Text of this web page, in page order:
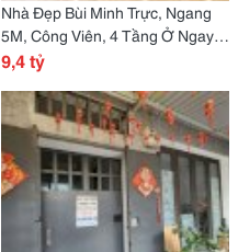
Nhà Đẹp Bùi Minh Trực, Ngang
5M, Công Viên, 4 Tầng Ở Ngay
Giáp Quận 5
9,4 tỷ